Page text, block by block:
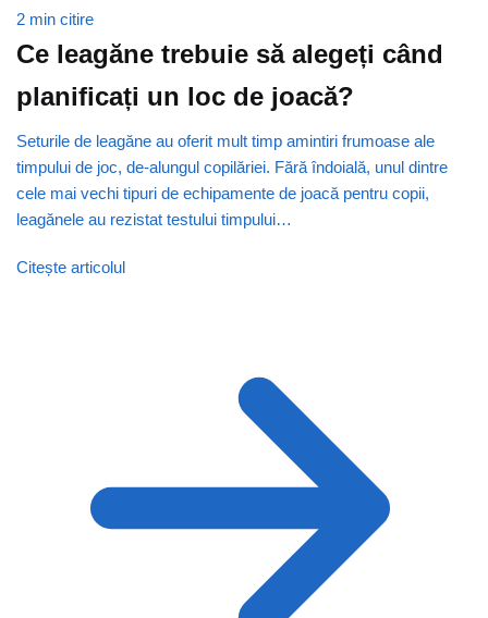
2 min citire
Ce leagăne trebuie să alegeți când
planificați un loc de joacă?
Seturile de leagăne au oferit mult timp amintiri frumoase ale
timpului de joc, de-alungul copilăriei. Fără îndoială, unul dintre
cele mai vechi tipuri de echipamente de joacă pentru copii,
leagănele au rezistat testului timpului…
Citește articolul